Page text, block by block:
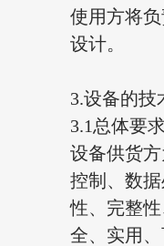
使用方将
设计。
3.设备的技
3.1总体要
设备供货
控制、数
性、完整
全、实用